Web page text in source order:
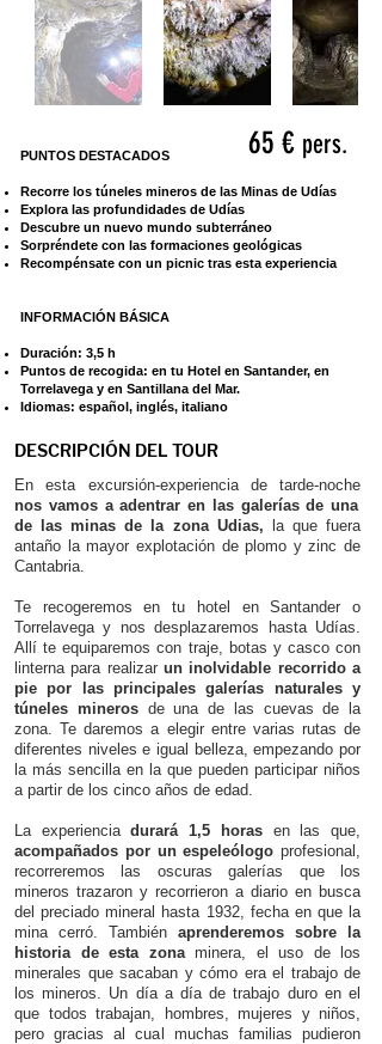
65 € pers.
PUNTOS DESTACADOS
Recorre los túneles mineros de las Minas de Udías
Explora las profundidades de Udías
Descubre un nuevo mundo subterráneo
Sorpréndete con las formaciones geológicas
Recompénsate con un picnic tras esta experiencia
INFORMACIÓN BÁSICA
Duración: 3,5 h
Puntos de recogida: en tu Hotel en Santander, en
Torrelavega y en Santillana del Mar.
Idiomas: español, inglés, italiano
DESCRIPCIÓN DEL TOUR
En esta excursión-experiencia de tarde-noche
nos vamos a adentrar en las galerías de una
de las minas de la zona Udias, la que fuera
antaño la mayor explotación de plomo y zinc de
Cantabria.
Te recogeremos en tu hotel en Santander o
Torrelavega y nos desplazaremos hasta Udías.
Allí te equiparemos con traje, botas y casco con
linterna para realizar un inolvidable recorrido a
pie por las principales galerías naturales y
túneles mineros de una de las cuevas de la
zona. Te daremos a elegir entre varias rutas de
diferentes niveles e igual belleza, empezando por
la más sencilla en la que pueden participar niños
a partir de los cinco años de edad.
La experienciadurará 1,5 horasen las que,
acompañados por un espeleólogo profesional,
recorreremos las oscuras galerías que los
mineros trazaron y recorrieron a diario en busca
del preciado mineral hasta 1932, fecha en que la
mina cerró. También aprenderemos sobre la
historia de esta zonaminera, el uso de los
minerales que sacaban y cómo era el trabajo de
los mineros. Un día a día de trabajo duro en el
que todos trabajan, hombres, mujeres y niños,
pero gracias al cual muchas familias pudieron